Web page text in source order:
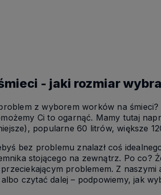
- jaki rozmiar
z wyborem worków na
Ci to ogarnąć. Mamy tutaj
popularne 60 litrów, większe
bez problemu znalazł coś
stojącego na zewnątrz. Po co?
przeciekającym problemem. Z
czytać dalej – podpowiemy, jak